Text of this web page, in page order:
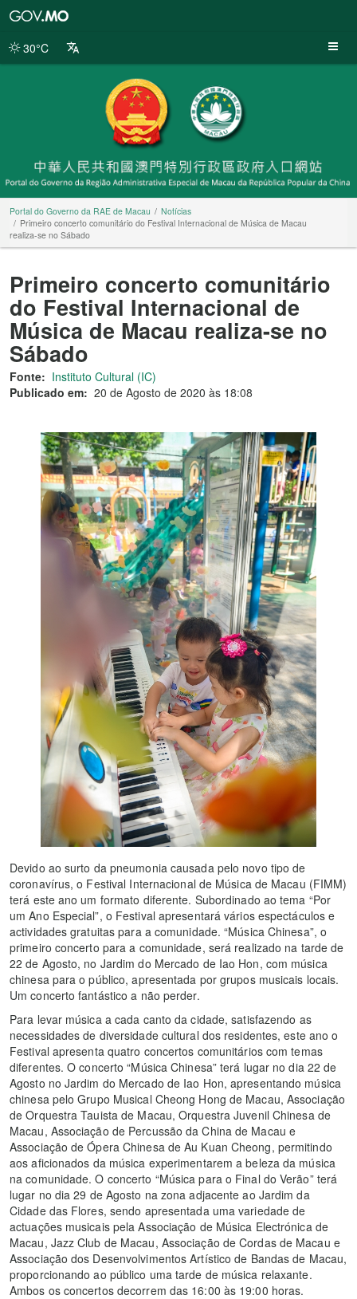
da
30°C
Portal do Governo da RAE de Macau
Notícias
Primeiro concerto comunitário do Festival Internacional de Música de Macau
realiza-se no Sábado
Primeiro concerto comunitário
do Festival Internacional de
Música de Macau realiza-se no
Sábado
Fonte: Instituto Cultural (IC)
Publicado em: 20 de Agosto de 2020 às 18:08
Devido ao surto da pneumonia causada pelo novo tipo de
coronavírus, o Festival Internacional de Música de Macau (FIMM)
terá este ano um formato diferente. Subordinado ao tema “Por
um Ano Especial”, o Festival apresentará vários espectáculos e
actividades gratuitas para a comunidade. “Música Chinesa”, o
primeiro concerto para a comunidade, será realizado na tarde de
22 de Agosto, no Jardim do Mercado de Iao Hon, com música
chinesa para o público, apresentada por grupos musicais locais.
Um concerto fantástico a não perder.
Para levar música a cada canto da cidade, satisfazendo as
necessidades de diversidade cultural dos residentes, este ano o
Festival apresenta quatro concertos comunitários com temas
diferentes. O concerto “Música Chinesa” terá lugar no dia 22 de
Agosto no Jardim do Mercado de Iao Hon, apresentando música
chinesa pelo Grupo Musical Cheong Hong de Macau, Associação
de Orquestra Tauista de Macau, Orquestra Juvenil Chinesa de
Macau, Associação de Percussão da China de Macau e
Associação de Ópera Chinesa de Au Kuan Cheong, permitindo
aos aficionados da música experimentarem a beleza da música
na comunidade. O concerto “Música para o Final do Verão” terá
lugar no dia 29 de Agosto na zona adjacente ao Jardim da
Cidade das Flores, sendo apresentada uma variedade de
actuações musicais pela Associação de Música Electrónica de
Macau, Jazz Club de Macau, Associação de Cordas de Macau e
Associação dos Desenvolvimentos Artístico de Bandas de Macau,
proporcionando ao público uma tarde de música relaxante.
Ambos os concertos decorrem das 16:00 às 19:00 horas.